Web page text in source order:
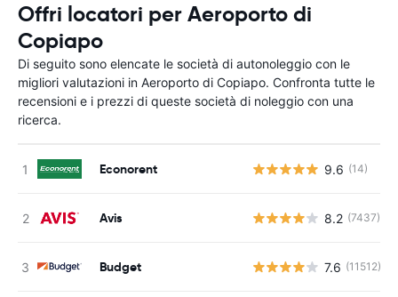
Offri locatori per Aeroporto di
Copiapo
Di seguito sono elencate le società di autonoleggio con le
migliori valutazioni in Aeroporto di Copiapo. Confronta tutte le
recensioni e i prezzi di queste società di noleggio con una
ricerca.
Econorent 9.6 (14)
Avis 8.2 (7437)
Budget 7.6 (11512)